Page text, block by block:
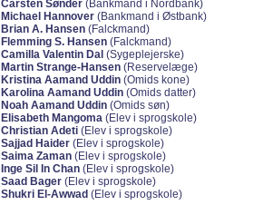
Carsten Sønder (Bankmand i Nordbank)
Michael Hannover (Bankmand i Østbank)
Brian A. Hansen (Falckmand)
Flemming S. Hansen (Falckmand)
Camilla Valentin Dal (Sygeplejerske)
Martin Strange-Hansen (Reservelæge)
Kristina Aamand Uddin (Omids kone)
Karolina Aamand Uddin (Omids datter)
Noah Aamand Uddin (Omids søn)
Elisabeth Mangoma (Elev i sprogskole)
Christian Adeti (Elev i sprogskole)
Sajjad Haider (Elev i sprogskole)
Saima Zaman (Elev i sprogskole)
Inge Sil In Chan (Elev i sprogskole)
Saad Bager (Elev i sprogskole)
Shukri El-Awwad (Elev i sprogskole)